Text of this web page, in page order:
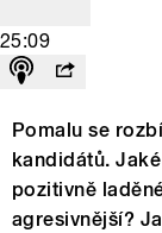
25:09
Pomalu se
kandidátů.
pozitivně
agresivnější?